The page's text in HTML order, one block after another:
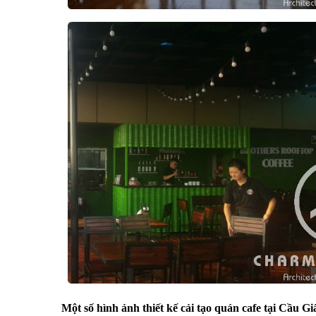
Một số hình ảnh thiết kế cải tạo quán cafe tại Cầu